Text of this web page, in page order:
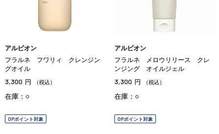
アルビオン
フラルネ フワリィ クレンジン
グオイル
3,300 円 （税込）
在庫：○
OPポイント対象
アルビオン
フラルネ メロウリリース クレ
ンジング オイルジェル
3,300 円 （税込）
在庫：○
OPポイント対象